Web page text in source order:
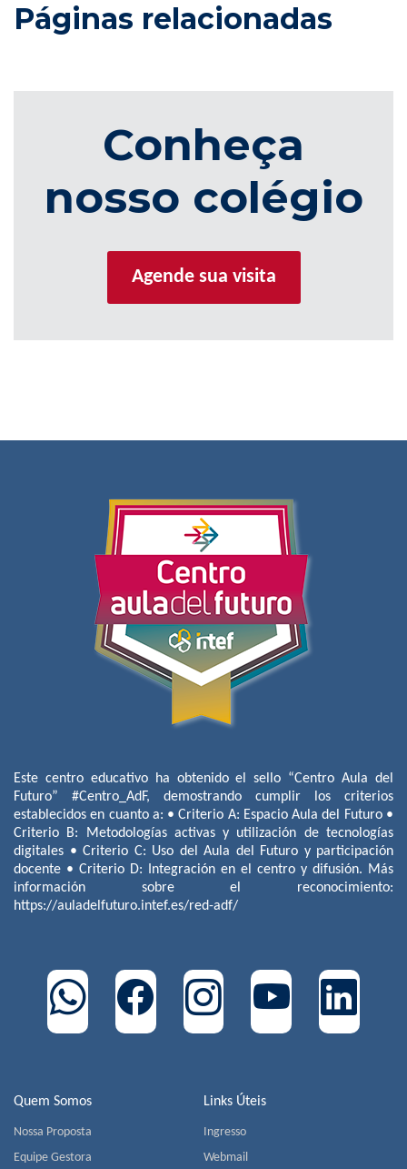
Páginas relacionadas
Conheça
nosso colégio
Agende sua visita
Quem Somos
Nossa Proposta
Equipe Gestora
Links Úteis
Ingresso
Webmail
Este centro educativo ha obtenido el sello “Centro Aula del
Futuro” #Centro_AdF, demostrando cumplir los criterios
establecidos en cuanto a: • Criterio A: Espacio Aula del Futuro •
Criterio B: Metodologías activas y utilización de tecnologías
digitales • Criterio C: Uso del Aula del Futuro y participación
docente • Criterio D: Integración en el centro y difusión. Más
información sobre el reconocimiento:
https://auladelfuturo.intef.es/red-adf/